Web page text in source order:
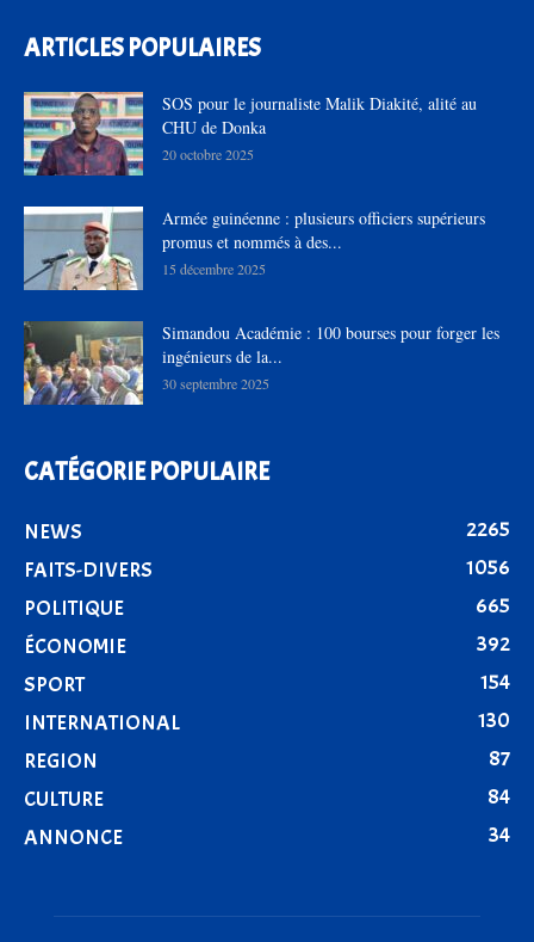
ARTICLES POPULAIRES
SOS pour le journaliste Malik Diakité, alité au
CHU de Donka
20 octobre 2025
Armée guinéenne : plusieurs officiers supérieurs
promus et nommés à des...
15 décembre 2025
Simandou Académie : 100 bourses pour forger les
ingénieurs de la...
30 septembre 2025
CATÉGORIE POPULAIRE
NEWS
2265
FAITS-DIVERS
1056
POLITIQUE
665
ÉCONOMIE
392
SPORT
154
INTERNATIONAL
130
REGION
87
CULTURE
84
ANNONCE
34